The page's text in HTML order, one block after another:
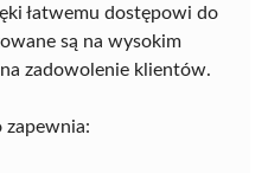
łatwemu dostępowi do
są na wysokim
zadowolenie klientów.
zapewnia: